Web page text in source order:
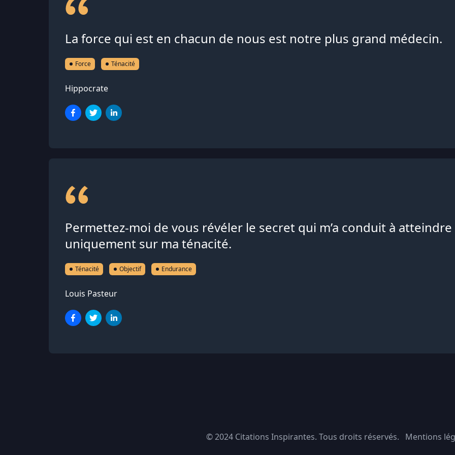
La force qui est en chacun de nous est notre plus grand médecin.
Force Ténacité
Hippocrate
Permettez-moi de vous révéler le secret qui m’a conduit à
uniquement sur ma ténacité.
Ténacité Objectif Endurance
Louis Pasteur
© 2024 Citations Inspirantes. Tous droits réservés. Mentions